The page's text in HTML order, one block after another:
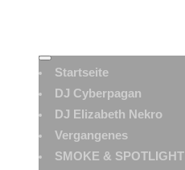
Startseite
DJ Cyberpagan
DJ Elizabeth Nekro
Vergangenes
SMOKE & SPOTLIGHT